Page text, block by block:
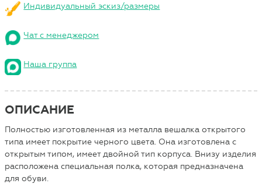
Индивидуальный эскиз/размеры
Чат с менеджером
Наша группа
ОПИСАНИЕ
Полностью изготовленная из металла вешалка открытого
типа имеет покрытие черного цвета. Она изготовлена с
открытым типом, имеет двойной тип корпуса. Внизу изделия
расположена специальная полка, которая предназначена
для обуви.